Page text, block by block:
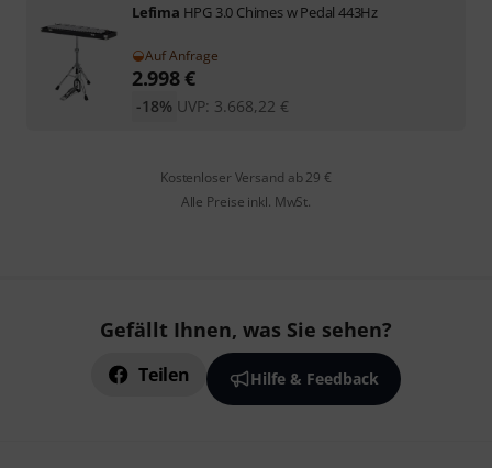
Lefima HPG 3.0 Chimes w Pedal 443Hz
Auf Anfrage
2.998€
UVP: 3.668,22 €
-18%
Kostenloser Versand ab 29 €
Alle Preise inkl. MwSt.
Gefällt Ihnen, was Sie sehen?
Teilen Hilfe & Feedback